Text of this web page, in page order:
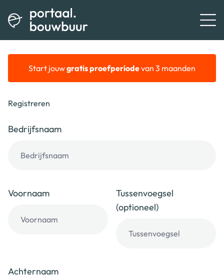
Start jouwgratis proefperiodevan 3 maanden
Registreren
Bedrijfsnaam
Voornaam
Tussenvoegsel
(optioneel)
Achternaam